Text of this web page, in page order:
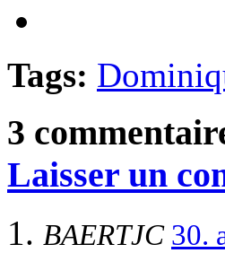
Tags:
3
Laisser un
BAERTJC 30.